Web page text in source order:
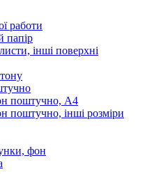
работи
папір
інші поверхні
поштучно, А4
поштучно, інші розміри
фон